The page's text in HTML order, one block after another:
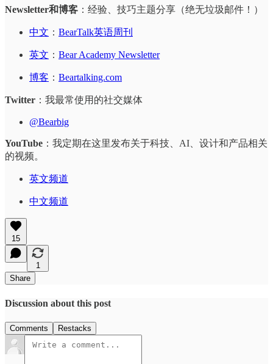
Newsletter和博客 ：经验、技巧主题分享（绝无垃圾邮件！）
中文 ： BearTalk英语周刊
英文 ： Bear Academy Newsletter
博客 ： Beartalking.com
Twitter ：我最常使用的社交媒体
@Bearbig
YouTube ：我定期在这里发布关于科技、AI、设计和产品相关
的视频。
英文频道
中文频道
15
1
Share
Discussion about this post
Comments Restacks